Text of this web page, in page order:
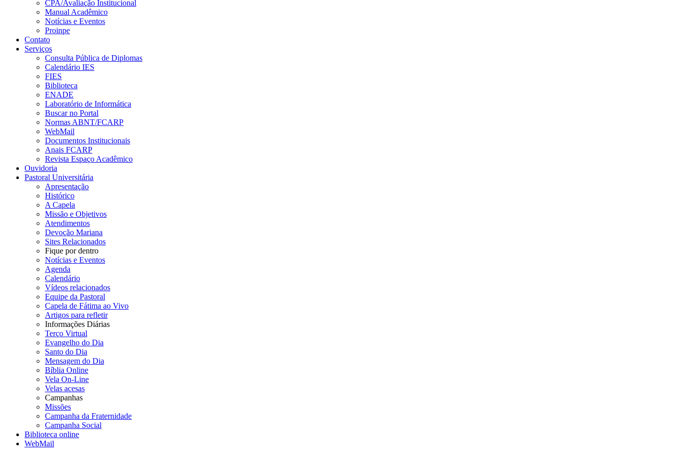
CPA/Avaliação Institucional
Manual Acadêmico
Notícias e Eventos
Proinpe
Contato
Serviços
Consulta Pública de Diplomas
Calendário IES
FIES
Biblioteca
ENADE
Laboratório de Informática
Buscar no Portal
Normas ABNT/FCARP
WebMail
Documentos Institucionais
Anais FCARP
Revista Espaço Acadêmico
Ouvidoria
Pastoral Universitária
Apresentação
Histórico
A Capela
Missão e Objetivos
Atendimentos
Devoção Mariana
Sites Relacionados
Fique por dentro
Notícias e Eventos
Agenda
Calendário
Vídeos relacionados
Equipe da Pastoral
Capela de Fátima ao Vivo
Artigos para refletir
Informações Diárias
Terço Virtual
Evangelho do Dia
Santo do Dia
Mensagem do Dia
Bíblia Online
Vela On-Line
Velas acesas
Campanhas
Missões
Campanha da Fraternidade
Campanha Social
Biblioteca online
WebMail